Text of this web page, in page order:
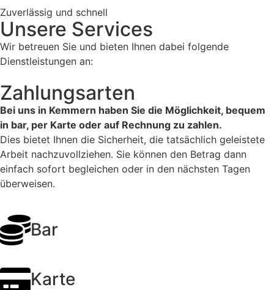
Zuverlässig und schnell
Unsere Services
Wir betreuen Sie und bieten Ihnen dabei folgende
Dienstleistungen an:
Zahlungsarten
Bei uns in Kemmern haben Sie die Möglichkeit, bequem
in bar, per Karte oder auf Rechnung zu zahlen.
Dies bietet Ihnen die Sicherheit, die tatsächlich geleistete
Arbeit nachzuvollziehen. Sie können den Betrag dann
einfach sofort begleichen oder in den nächsten Tagen
überweisen.
Bar
Karte